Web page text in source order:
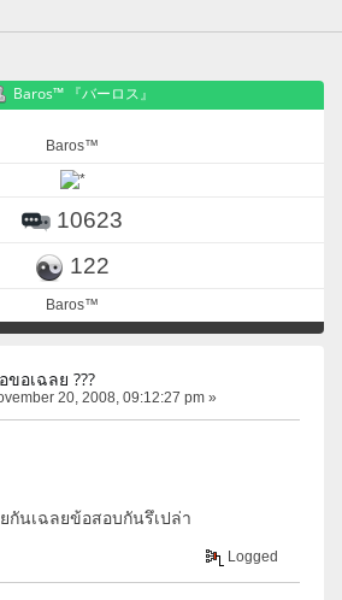
Baros™ 『バーロス』
Baros™
10623
122
Baros™
อเฉลย ???
20, 2008, 09:12:27 pm »
นเฉลยข้อสอบกันรึเปล่า
Logged